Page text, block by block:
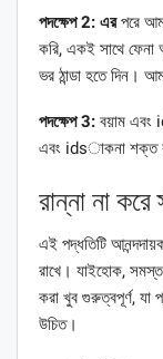
পদক্ষেপ 2: এরপরে
করি, একই সাথে ফেনা
ভর ঠান্ডা হতে দিন।
পদক্ষেপ 3: বয়াম
এবং idsাকনা শক্ত
রান্না না করে
এই পদ্ধতিটি
রাখে। যাইহোক, সমস্ত
করা খুব গুরুত্বপূর্ণ, যা
উচিত।